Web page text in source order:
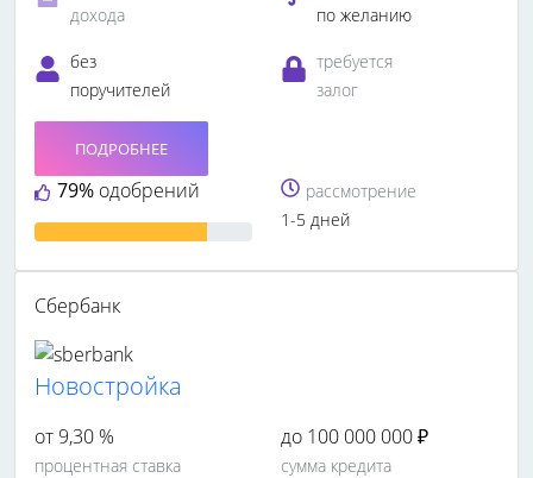
дохода
по желанию
без
поручителей
требуется
залог
79% одобрений
ПОДРОБНЕЕ
рассмотрение
1-5 дней
Сбербанк
Новостройка
от 9,30 %
процентная ставка
до 100 000 000 ₽
сумма кредита